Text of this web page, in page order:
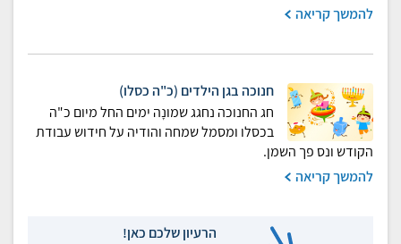
להמשך קריאה
חנוכה בגן הילדים (כ"ה כסלו)
חג החנוכה נחגג שמונָה ימים החל מיום כ"ה
בכסלו ומסמל שמחה והודיה על חידוש עבודת
הקודש ונס פך השמן.
להמשך קריאה
הרעיון שלכם כאן!